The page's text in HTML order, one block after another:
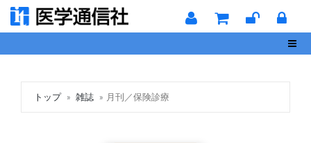
トップ 雑誌 月刊／保険診療